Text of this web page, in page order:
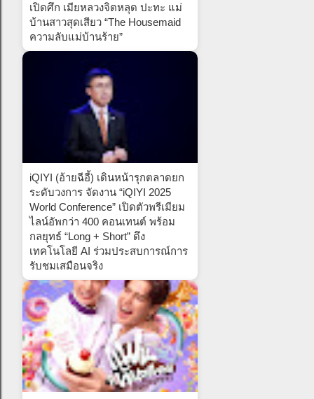
เปิดศึก เมียหลวงจิตหลุด ปะทะ แม่
บ้านสาวสุดเสียว “The Housemaid
ความลับแม่บ้านร้าย”
iQIYI (อ้ายฉีอี้) เดินหน้ารุกตลาดยก
ระดับวงการ จัดงาน “iQIYI 2025
World Conference” เปิดตัวพรีเมียม
ไลน์อัพกว่า 400 คอนเทนต์ พร้อม
กลยุทธ์ “Long + Short” ดึง
เทคโนโลยี AI ร่วมประสบการณ์การ
รับชมเสมือนจริง